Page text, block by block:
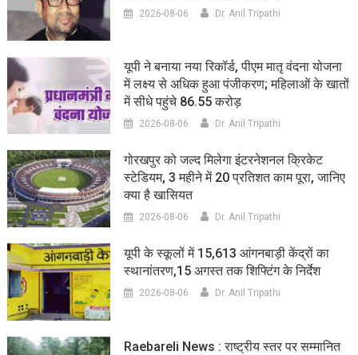
2026-08-06 Dr. Anil Tripathi
यूपी ने बनाया नया रिकॉर्ड, पीएम मातृ वंदना योजना
में लक्ष्य से अधिक हुआ पंजीकरण; महिलाओं के खातों
में सीधे पहुंचे 86.55 करोड़
2026-08-06 Dr. Anil Tripathi
गोरखपुर को जल्द मिलेगा इंटरनेशनल क्रिकेट
स्टेडियम, 3 महीने में 20 प्रतिशत काम पूरा, जानिए
क्या है खासियत
2026-08-06 Dr. Anil Tripathi
यूपी के स्कूलों में 15,613 आंगनबाड़ी केंद्रों का
स्थानांतरण,15 अगस्त तक शिफ्टिंग के निर्देश
2026-08-06 Dr. Anil Tripathi
Raebareli News : राष्ट्रीय स्तर पर सम्मानित